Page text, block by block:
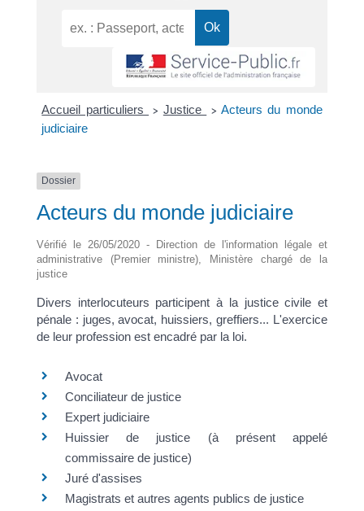
Accueil particuliers > Justice > Acteurs du monde
judiciaire
Dossier
Acteurs du monde judiciaire
Vérifié le 26/05/2020 - Direction de l'information légale et
administrative (Premier ministre), Ministère chargé de la
justice
Divers interlocuteurs participent à la justice civile et
pénale : juges, avocat, huissiers, greffiers... L'exercice
de leur profession est encadré par la loi.
Avocat
Conciliateur de justice
Expert judiciaire
Huissier de justice (à présent appelé
commissaire de justice)
Juré d'assises
Magistrats et autres agents publics de justice